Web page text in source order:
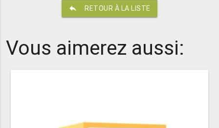
reply RETOUR À LA LISTE
Vous aimerez aussi: